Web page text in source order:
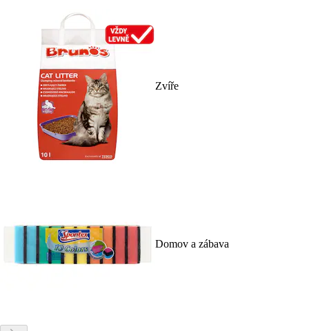
Zvíře
Domov a zábava